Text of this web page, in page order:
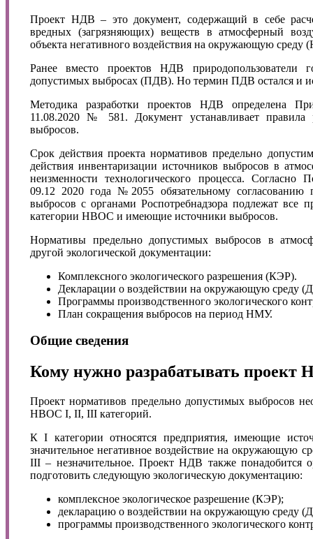
Проект НДВ – это документ, содержащий в себе
вредных (загрязняющих) веществ в атмосферный
объекта негативного воздействия на окружающую
Ранее вместо проектов НДВ природопользователи
допустимых выбросах (ПДВ). Но термин ПДВ остался и
Методика разработки проектов НДВ определена
11.08.2020 № 581. Документ устанавливает правила
выбросов.
Срок действия проекта нормативов предельно
действия инвентаризации источников выбросов в
неизменности технологического процесса. Согласно
09.12 2020 года №2055 обязательному согласованию
выбросов с органами Роспотребнадзора подлежат все
категории НВОС и имеющие источники выбросов.
Нормативы предельно допустимых выбросов в
другой экологической документации:
Комплексного экологического разрешения (КЭР).
Декларации о воздействии на окружающую среду
Программы производственного экологического
План сокращения выбросов на период НМУ.
Общие сведения
Кому нужно разрабатывать проект
Проект нормативов предельно допустимых выбросов
НВОС I, II, III категорий.
К I категории относятся предприятия, имеющие
значительное негативное воздействие на окружающую
III – незначительное. Проект НДВ также понадобится
подготовить следующую экологическую документацию:
комплексное экологическое разрешение (КЭР);
декларацию о воздействии на окружающую среду
программы производственного экологического